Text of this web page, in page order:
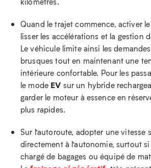
Quand le trajet commence, activer
lisser les accélérations et la gestion
Le véhicule limite ainsi les
brusques tout en maintenant une
intérieure confortable. Pour les
le mode EV sur un hybride
garder le moteur à essence en
plus rapides.
Sur l’autoroute, adopter une vitesse
directement à l’autonomie, surtout
chargé de bagages ou équipé de